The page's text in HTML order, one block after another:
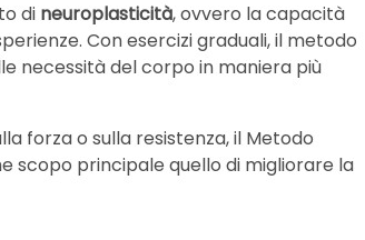
di neuroplasticità, ovvero la capacità
Con esercizi graduali, il metodo
necessità del corpo in maniera più
forza o sulla resistenza, il Metodo
scopo principale quello di migliorare la